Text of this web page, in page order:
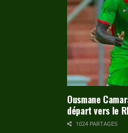
Ousmane
départ vers le
1024 PARTAGES